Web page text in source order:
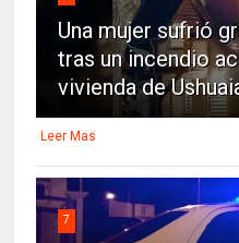
Una mujer sufrió
tras un incendio
vivienda de
Leer Mas
7